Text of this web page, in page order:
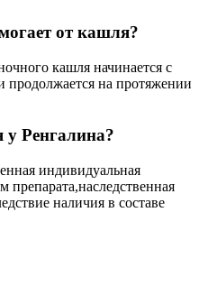
от кашля?
кашля начинается с
продолжается на протяжении
у Ренгалина?
индивидуальная
препарата,наследственная
наличия в составе